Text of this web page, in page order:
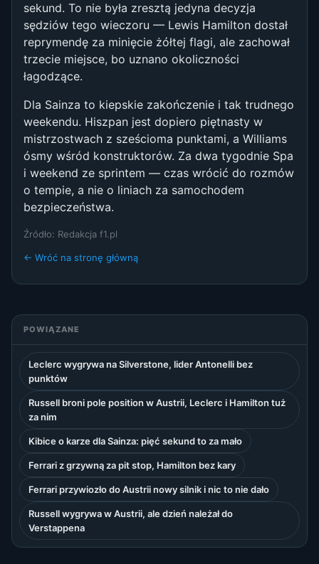
sekund. To nie była zresztą jedyna decyzja
sędziów tego wieczoru — Lewis Hamilton dostał
reprymendę za minięcie żółtej flagi, ale zachował
trzecie miejsce, bo uznano okoliczności
łagodzące.
Dla Sainza to kiepskie zakończenie i tak trudnego
weekendu. Hiszpan jest dopiero piętnasty w
mistrzostwach z sześcioma punktami, a Williams
ósmy wśród konstruktorów. Za dwa tygodnie Spa
i weekend ze sprintem — czas wrócić do rozmów
o tempie, a nie o liniach za samochodem
bezpieczeństwa.
Źródło: Redakcja f1.pl
← Wróć na stronę główną
POWIĄZANE
Leclerc wygrywa na Silverstone, lider Antonelli bez
punktów
Russell broni pole position w Austrii, Leclerc i Hamilton tuż
za nim
Kibice o karze dla Sainza: pięć sekund to za mało
Ferrari z grzywną za pit stop, Hamilton bez kary
Ferrari przywiozło do Austrii nowy silnik i nic to nie dało
Russell wygrywa w Austrii, ale dzień należał do
Verstappena